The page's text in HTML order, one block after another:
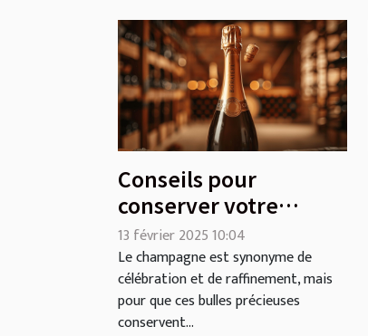
Conseils pour
conserver votre
champagne afin de
préserver sa qualité
et son goût
13 février 2025 10:04
Le champagne est synonyme de
célébration et de raffinement, mais
pour que ces bulles précieuses
conservent...